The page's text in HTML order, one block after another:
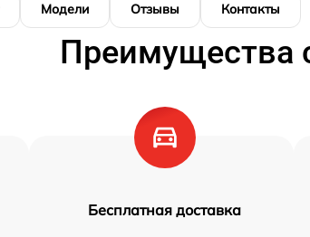
Модели Отзывы Контакты
Преимущества
Бесплатная доставка